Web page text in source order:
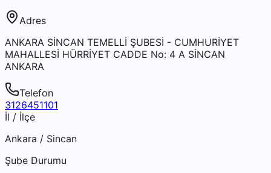
Adres
ANKARA SİNCAN TEMELLİ ŞUBESİ - CUMHURİYET
MAHALLESİ HÜRRİYET CADDE No: 4 A SİNCAN
ANKARA
Telefon
3126451101
İl / İlçe
Ankara / Sincan
Şube Durumu